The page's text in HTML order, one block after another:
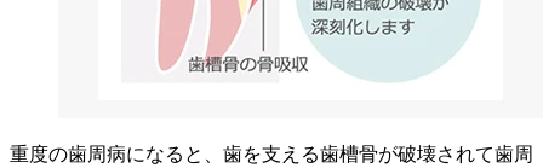
重度の歯周病になると、歯を支える歯槽骨が破壊されて歯周